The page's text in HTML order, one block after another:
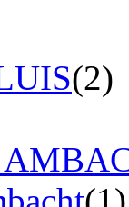
(2)